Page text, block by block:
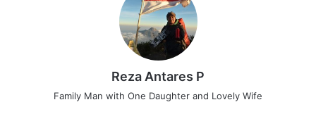
Reza Antares P
Family Man with One Daughter and Lovely Wife